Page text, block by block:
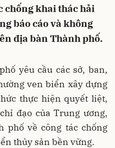
chống khai thác hải
báo cáo và không
địa bàn Thành phố.
yêu cầu các sở, ban,
ven biển xây dựng
thực hiện quyết liệt,
đạo của Trung ương,
phố về công tác chống
thủy sản bền vững.